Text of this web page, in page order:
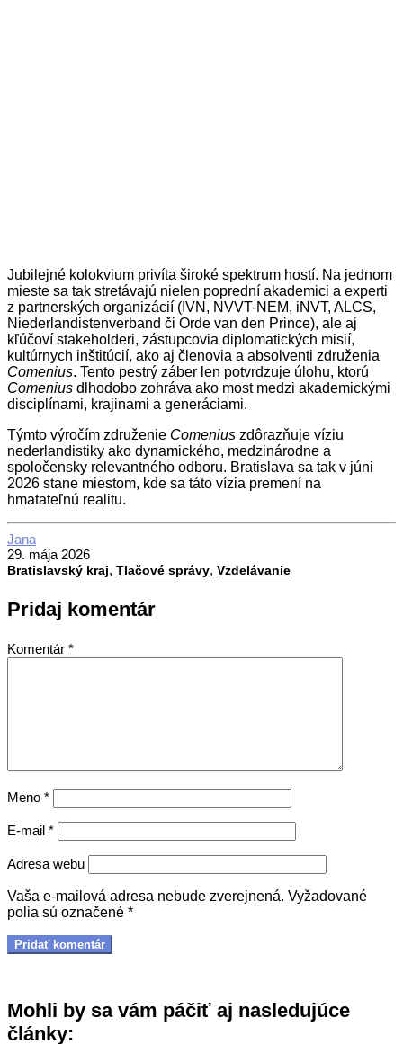
Jubilejné kolokvium privíta široké spektrum hostí. Na jednom
mieste sa tak stretávajú nielen poprední akademici a experti
z partnerských organizácií (IVN, NVVT-NEM, iNVT, ALCS,
Niederlandistenverband či Orde van den Prince), ale aj
kľúčoví stakeholderi, zástupcovia diplomatických misií,
kultúrnych inštitúcií, ako aj členovia a absolventi združenia
Comenius. Tento pestrý záber len potvrdzuje úlohu, ktorú
Comenius dlhodobo zohráva ako most medzi akademickými
disciplínami, krajinami a generáciami.
Týmto výročím združenie Comenius zdôrazňuje víziu
nederlandistiky ako dynamického, medzinárodne a
spoločensky relevantného odboru. Bratislava sa tak v júni
2026 stane miestom, kde sa táto vízia premení na
hmatateľnú realitu.
2026-
05-
29
Jana
29. mája 2026
Bratislavský kraj, Tlačové správy, Vzdelávanie
Pridaj komentár
Komentár *
Meno *
E-mail *
Adresa webu
Vaša e-mailová adresa nebude zverejnená. Vyžadované
polia sú označené *
Mohli by sa vám páčiť aj nasledujúce
články: